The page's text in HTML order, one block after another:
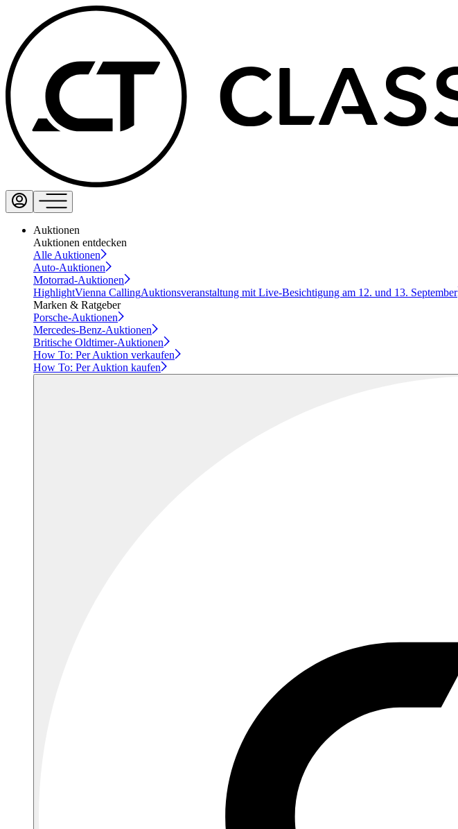
Auktionen
Auktionen entdecken
Alle Auktionen
Auto-Auktionen
Motorrad-Auktionen
HighlightVienna CallingAuktionsveranstaltung mit Live-Besichtigung am 12. und 13. September
Marken & Ratgeber
Porsche-Auktionen
Mercedes-Benz-Auktionen
Britische Oldtimer-Auktionen
How To: Per Auktion verkaufen
How To: Per Auktion kaufen